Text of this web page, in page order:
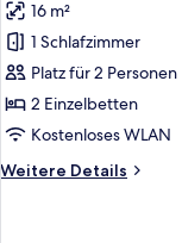
Zweibettzimmer,
2 Einzelbetten,
Flussblick
anzeigen
16 m²
1 Schlafzimmer
Platz für 2 Personen
2 Einzelbetten
Kostenloses WLAN
Weitere Details
Weitere